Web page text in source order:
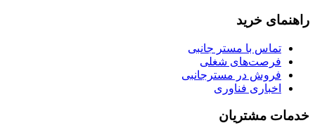
راهنمای خرید
تماس با مستر جانبی
فرصت‌های شغلی
فروش در مسترجانبی
اخباری فناوری
خدمات مشتریان